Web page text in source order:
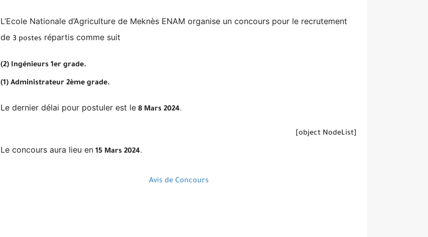
L’Ecole Nationale d’Agriculture de Meknès ENAM organise un concours pour le recrutement
de 3 postes répartis comme suit
(2) Ingénieurs 1er grade.
(1) Administrateur 2ème grade.
Le dernier délai pour postuler est le 8 Mars 2024.
[object NodeList]
Le concours aura lieu en 15 Mars 2024.
Avis de Concours